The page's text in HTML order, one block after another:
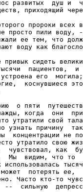
развитых  душ и
приходящий
пророки всех
просто пили воду,
ее тем, что
воду как
привык сидеть
пациентов,
его
коснувшиеся
о пяти
когда  они
утратили свой
узнать причину
концентрации не
утратило свою
чувствовал, как
Мы  видим, что то
потерять ее,
Часто кто-то
--  сильную